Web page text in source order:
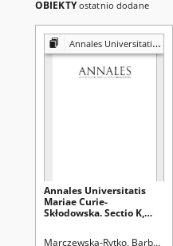
OBIEKTYostatnio dodane
Annales Universitatis Mariae Curie-Skłodowska. Sectio K, Politologia
Annales Universitatis
Mariae Curie-
Skłodowska. Sectio K,
Marczewska-Rytko,